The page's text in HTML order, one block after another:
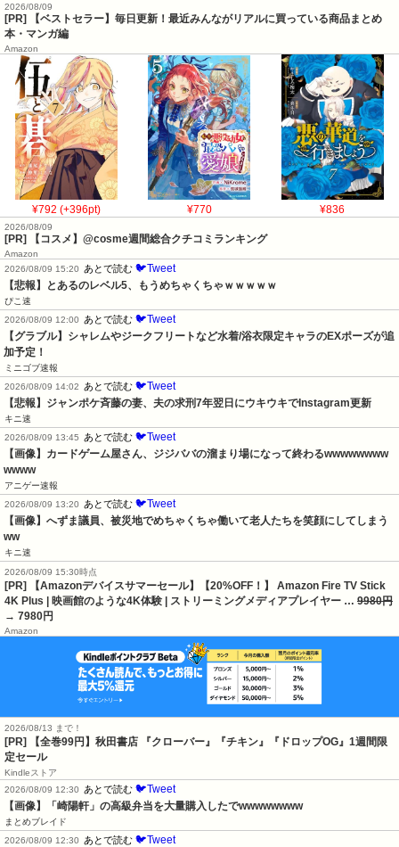
2026/08/09
[PR] 【ベストセラー】毎日更新！最近みんながリアルに買っている商品まとめ
本・マンガ編
Amazon
¥792 (+396pt) ¥770 ¥836
2026/08/09
[PR] 【コスメ】@cosme週間総合クチコミランキング
Amazon
2026/08/09 15:20
あとで読む 🐦Tweet
【悲報】とあるのレベル5、もうめちゃくちゃｗｗｗｗｗ
ぴこ速
2026/08/09 12:00
あとで読む 🐦Tweet
【グラブル】シャレムやジークフリートなど水着/浴衣限定キャラのEXポーズが追
加予定！
ミニゴブ速報
2026/08/09 14:02
あとで読む 🐦Tweet
【悲報】ジャンポケ斉藤の妻、夫の求刑7年翌日にウキウキでInstagram更新
キニ速
2026/08/09 13:45
あとで読む 🐦Tweet
【画像】カードゲーム屋さん、ジジババの溜まり場になって終わるwwwwwwww
wwww
アニゲー速報
2026/08/09 13:20
あとで読む 🐦Tweet
【画像】へずま議員、被災地でめちゃくちゃ働いて老人たちを笑顔にしてしまう
ww
キニ速
2026/08/09 15:30時点
[PR] 【Amazonデバイスサマーセール】【20%OFF！】 Amazon Fire TV Stick
4K Plus | 映画館のような4K体験 | ストリーミングメディアプレイヤー … 9980円
→ 7980円
Amazon
2026/08/13 まで！
[PR]
【全巻99円】秋田書店 『クローバー』『チキン』『ドロップOG』1週間限
定セール
Kindleストア
2026/08/09 12:30
あとで読む 🐦Tweet
【画像】「崎陽軒」の高級弁当を大量購入したでwwwwwwww
まとめブレイド
2026/08/09 12:30
あとで読む 🐦Tweet